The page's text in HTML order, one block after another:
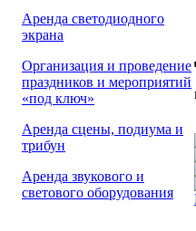
Аренда светодиодного
экрана
Организация и проведение
праздников и мероприятий
«под ключ»
Аренда сцены, подиума и
трибун
Аренда звукового и
светового оборудования